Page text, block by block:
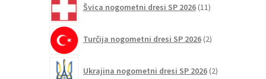
Švica nogometni dresi SP 2026 11izdelkov
Turčija nogometni dresi SP 2026 2izdelka
Ukrajina nogometni dresi SP 2026 2izdelka